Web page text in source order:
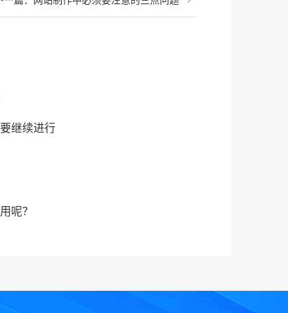
继续进行
呢？